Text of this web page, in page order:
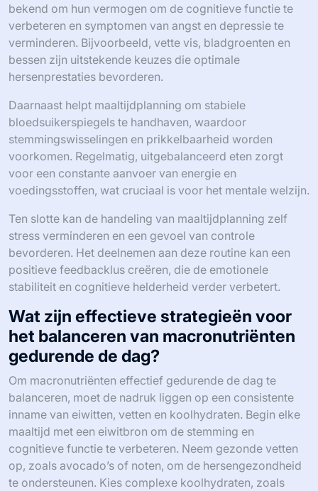
bekend om hun vermogen om de cognitieve functie te
verbeteren en symptomen van angst en depressie te
verminderen. Bijvoorbeeld, vette vis, bladgroenten en
bessen zijn uitstekende keuzes die optimale
hersenprestaties bevorderen.
Daarnaast helpt maaltijdplanning om stabiele
bloedsuikerspiegels te handhaven, waardoor
stemmingswisselingen en prikkelbaarheid worden
voorkomen. Regelmatig, uitgebalanceerd eten zorgt
voor een constante aanvoer van energie en
voedingsstoffen, wat cruciaal is voor het mentale welzijn.
Ten slotte kan de handeling van maaltijdplanning zelf
stress verminderen en een gevoel van controle
bevorderen. Het deelnemen aan deze routine kan een
positieve feedbacklus creëren, die de emotionele
stabiliteit en cognitieve helderheid verder verbetert.
Wat zijn effectieve strategieën voor
het balanceren van macronutriënten
gedurende de dag?
Om macronutriënten effectief gedurende de dag te
balanceren, moet de nadruk liggen op een consistente
inname van eiwitten, vetten en koolhydraten. Begin elke
maaltijd met een eiwitbron om de stemming en
cognitieve functie te verbeteren. Neem gezonde vetten
op, zoals avocado’s of noten, om de hersengezondheid
te ondersteunen. Kies complexe koolhydraten, zoals